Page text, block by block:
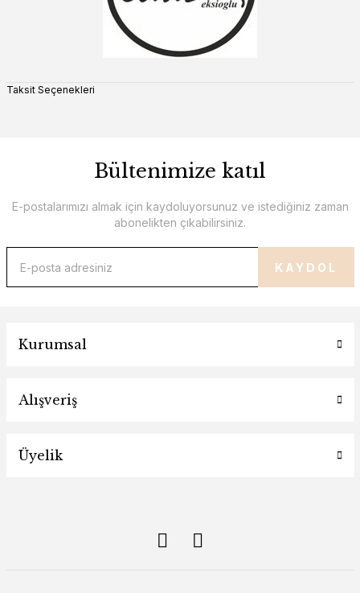
Taksit Seçenekleri
Bültenimize katıl
E-postalarımızı almak için kaydoluyorsunuz ve istediğiniz zaman
abonelikten çıkabilirsiniz.
KAYDOL
Kurumsal
Alışveriş
Üyelik